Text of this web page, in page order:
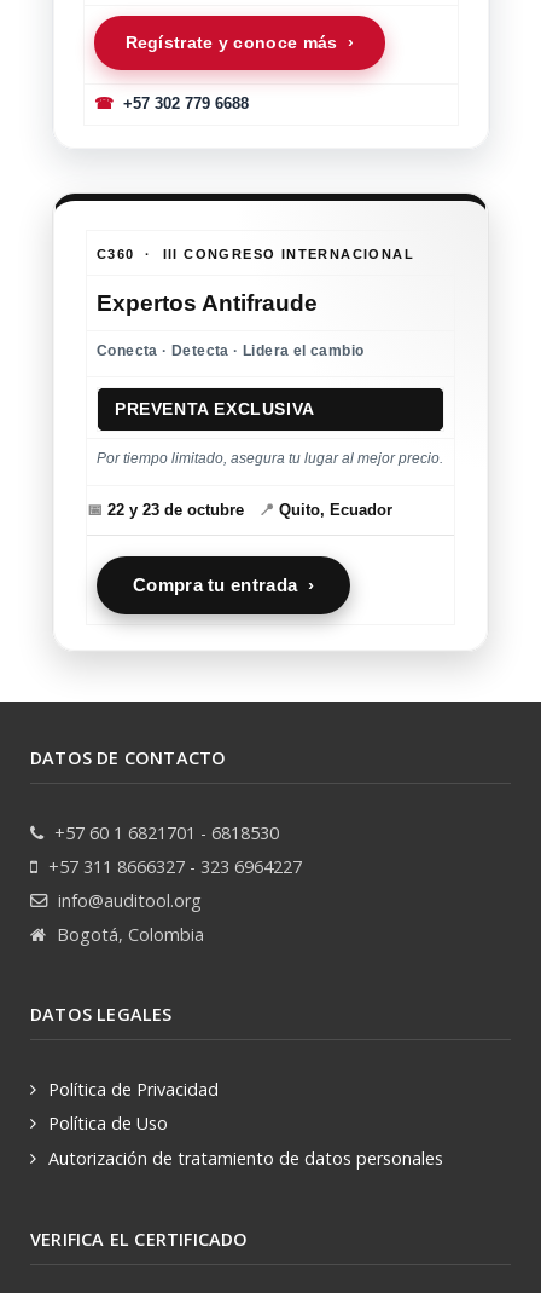
Regístrate y conoce más ›
☎+57 302 779 6688
C360 · III CONGRESO INTERNACIONAL
Expertos Antifraude
Conecta · Detecta · Lidera el cambio
PREVENTA EXCLUSIVA
Por tiempo limitado, asegura tu lugar al mejor precio.
📅 22 y 23 de octubre 📍 Quito, Ecuador
Compra tu entrada ›
DATOS DE CONTACTO
+57 60 1 6821701 - 6818530
+57 311 8666327 - 323 6964227
info@auditool.org
Bogotá, Colombia
DATOS LEGALES
Política de Privacidad
Política de Uso
Autorización de tratamiento de datos personales
VERIFICA EL CERTIFICADO